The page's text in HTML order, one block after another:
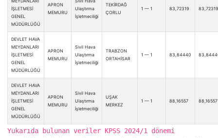
İŞLETMESİ
GENEL
MÜDÜRLÜĞÜ
APRON
MEMURU
Ulaştırma
İşletmeciliği
TEKİRDAĞ
ÇORLU
1 — 1 83,72319 83,72319
DEVLET HAVA
MEYDANLARI
İŞLETMESİ
GENEL
MÜDÜRLÜĞÜ
APRON
MEMURU
Sivil Hava
Ulaştırma
İşletmeciliği
TRABZON
ORTAHİSAR
1 — 1 83,84440
DEVLET HAVA
MEYDANLARI
İŞLETMESİ
GENEL
MÜDÜRLÜĞÜ
APRON
MEMURU
Sivil Hava
Ulaştırma
İşletmeciliği
UŞAK
MERKEZ
1 — 1 88,16557 88,16557
Yukarıda bulunan veriler KPSS 2024/1 dönemi